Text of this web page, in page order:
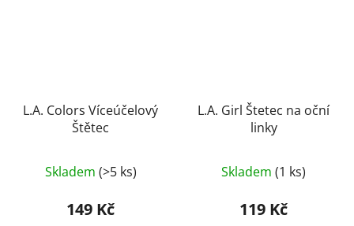
L.A. Colors Víceúčelový
Štětec
Skladem (>5 ks)
149 Kč
L.A. Girl Štetec na oční
linky
Skladem (1 ks)
119 Kč